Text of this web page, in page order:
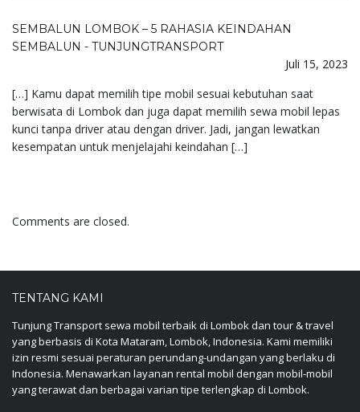
SEMBALUN LOMBOK – 5 RAHASIA KEINDAHAN
SEMBALUN - TUNJUNGTRANSPORT
Juli 15, 2023
[…] Kamu dapat memilih tipe mobil sesuai kebutuhan saat
berwisata di Lombok dan juga dapat memilih sewa mobil lepas
kunci tanpa driver atau dengan driver. Jadi, jangan lewatkan
kesempatan untuk menjelajahi keindahan […]
Comments are closed.
TENTANG KAMI
Tunjung Transport sewa mobil terbaik di Lombok dan tour & travel
yang berbasis di Kota Mataram, Lombok, Indonesia. Kami memiliki
izin resmi sesuai peraturan perundang-undangan yang berlaku di
Indonesia. Menawarkan layanan rental mobil dengan mobil-mobil
yang terawat dan berbagai varian tipe terlengkap di Lombok.